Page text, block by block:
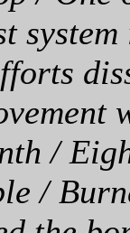
system
/
/